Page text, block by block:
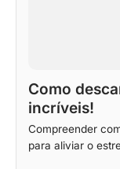
Como
incríveis!
Compreender
para aliviar o